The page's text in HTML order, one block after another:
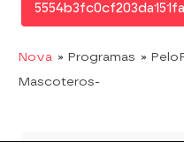
Nova » Programas »
Mascoteros-